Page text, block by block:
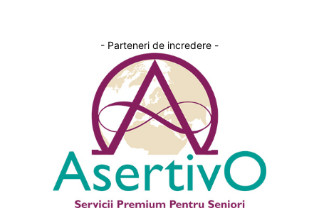
- Parteneri de incredere -